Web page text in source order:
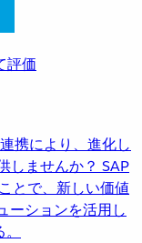
評価
携により、進化し
しませんか？ SAP
とで、新しい価値
ーションを活用し